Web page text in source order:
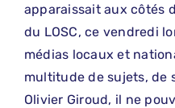
apparaissait aux côtés
du LOSC, ce vendredi
médias locaux et
multitude de sujets, de
Olivier Giroud, il ne